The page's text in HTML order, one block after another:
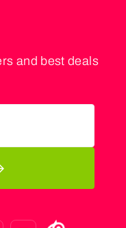
and best deals